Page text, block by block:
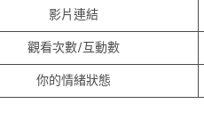
影片連結
觀看次數/互動數
你的情緒狀態